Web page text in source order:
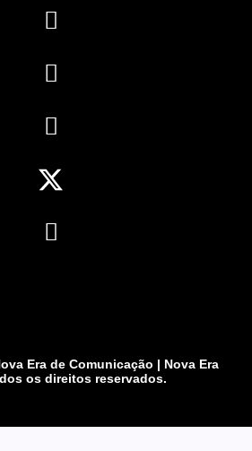
Era de Comunicação | Nova Era
os direitos reservados.